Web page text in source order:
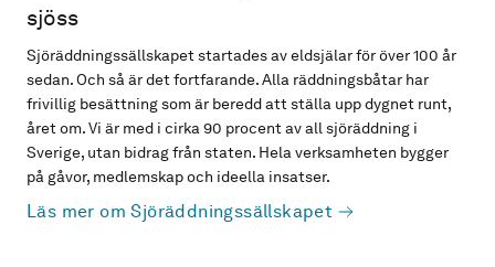
sjöss
Sjöräddningssällskapet startades av eldsjälar för över 100 år
sedan. Och så är det fortfarande. Alla räddningsbåtar har
frivillig besättning som är beredd att ställa upp dygnet runt,
året om. Vi är med i cirka 90 procent av all sjöräddning i
Sverige, utan bidrag från staten. Hela verksamheten bygger
på gåvor, medlemskap och ideella insatser.
Läs mer om Sjöräddningssällskapet